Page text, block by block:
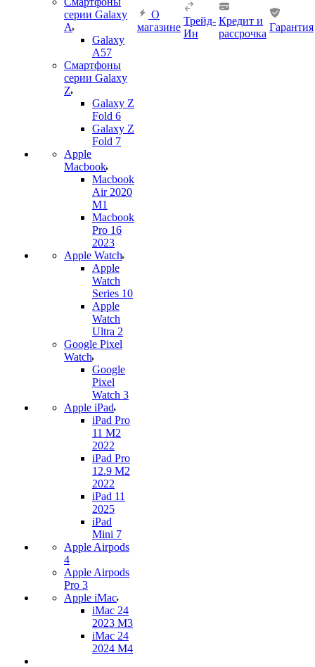
серии Galaxy
A
Galaxy
A57
Смартфоны
серии Galaxy
Z
Galaxy Z
Fold 6
Galaxy Z
Fold 7
Apple
Macbook
Macbook
Air 2020
M1
Macbook
Pro 16
2023
Apple Watch
Apple
Watch
Series 10
Apple
Watch
Ultra 2
Google Pixel
Watch
Google
Pixel
Watch 3
Apple iPad
iPad Pro
11 M2
2022
iPad Pro
12.9 M2
2022
iPad 11
2025
iPad
Mini 7
Apple Airpods
4
Apple Airpods
Pro 3
Apple iMac
iMac 24
2023 M3
iMac 24
2024 M4
О
магазине
Трейд-
Ин
Кредит и
рассрочка
Гарантия